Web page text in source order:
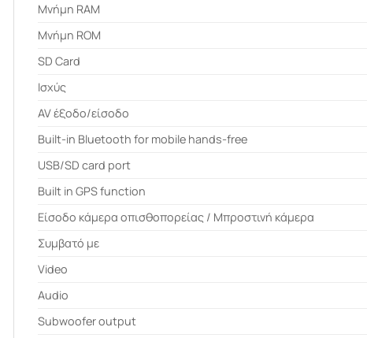
Μνήμη RAM
Μνήμη ROM
SD Card
Ισχύς
AV έξοδο/είσοδο
Built-in Bluetooth for mobile hands-free
USB/SD card port
Built in GPS function
Είσοδο κάμερα οπισθοπορείας / Μπροστινή κάμερα
Συμβατό με
Video
Audio
Subwoofer output